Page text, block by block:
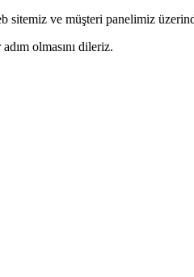
ve müşteri panelimiz
olmasını dileriz.